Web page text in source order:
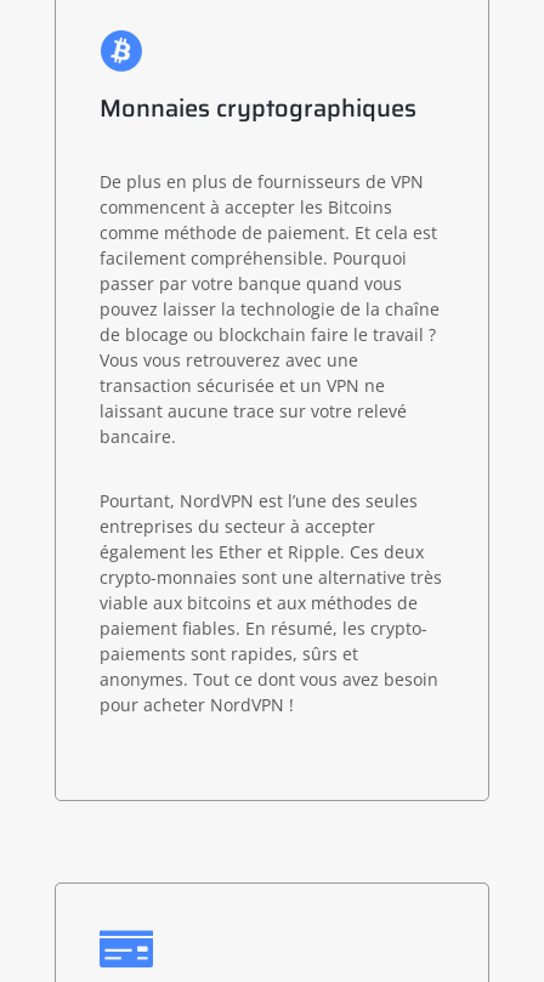
Monnaies cryptographiques
De plus en plus de fournisseurs de VPN
commencent à accepter les Bitcoins
comme méthode de paiement. Et cela est
facilement compréhensible. Pourquoi
passer par votre banque quand vous
pouvez laisser la technologie de la chaîne
de blocage ou blockchain faire le travail ?
Vous vous retrouverez avec une
transaction sécurisée et un VPN ne
laissant aucune trace sur votre relevé
bancaire.
Pourtant, NordVPN est l’une des seules
entreprises du secteur à accepter
également les Ether et Ripple. Ces deux
crypto-monnaies sont une alternative très
viable aux bitcoins et aux méthodes de
paiement fiables. En résumé, les crypto-
paiements sont rapides, sûrs et
anonymes. Tout ce dont vous avez besoin
pour acheter NordVPN !